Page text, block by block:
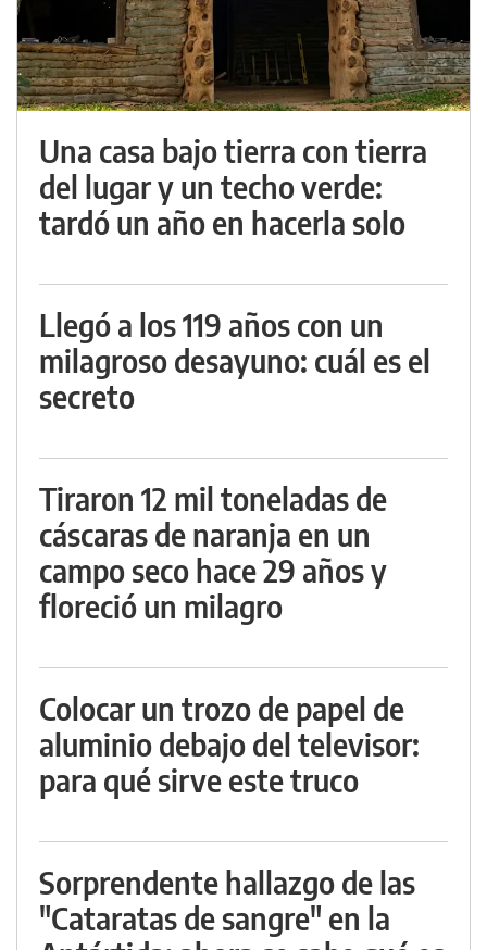
Una casa bajo tierra con tierra
del lugar y un techo verde:
tardó un año en hacerla solo
Llegó a los 119 años con un
milagroso desayuno: cuál es el
secreto
Tiraron 12 mil toneladas de
cáscaras de naranja en un
campo seco hace 29 años y
floreció un milagro
Colocar un trozo de papel de
aluminio debajo del televisor:
para qué sirve este truco
Sorprendente hallazgo de las
"Cataratas de sangre" en la